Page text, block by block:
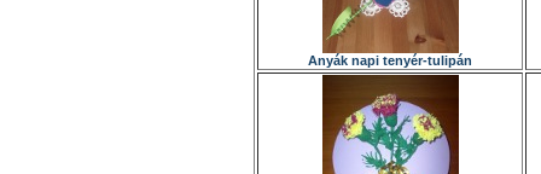
Anyák napi tenyér-tulipán